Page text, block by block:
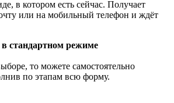
в котором есть сейчас. Получает
или на мобильный телефон и ждёт
стандартном режиме
то можете самостоятельно
по этапам всю форму.